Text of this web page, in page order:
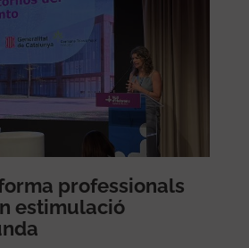
professionals
estimulació